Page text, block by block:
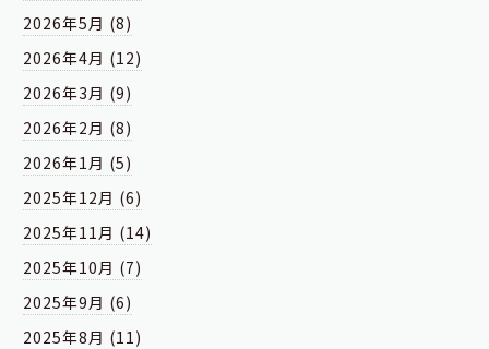
2026年5月 (8)
2026年4月 (12)
2026年3月 (9)
2026年2月 (8)
2026年1月 (5)
2025年12月 (6)
2025年11月 (14)
2025年10月 (7)
2025年9月 (6)
2025年8月 (11)